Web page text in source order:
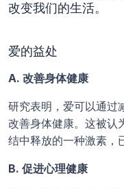
改变我们的生活。
爱的益处
A. 改善身体健康
研究表明，爱可以通过
改善身体健康。这被认
结中释放的一种激素，
B. 促进心理健康